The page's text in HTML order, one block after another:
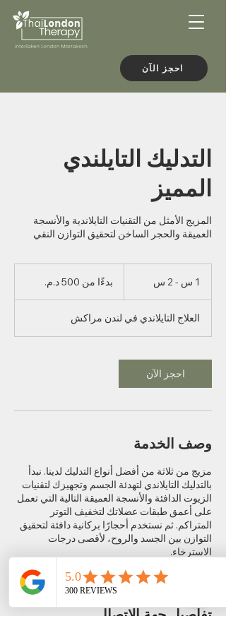
احجز الآن
التدليك التايلندي
المميز
المزيج الأمثل من التقنيات التايلاندية والأنسجة
العميقة والحجر الساخن لتحقيق التوازن النقي
1 س - 2 س
س
500
مغربي
بدءًا من ‏500 د.م.‏
العلاج التايلاندي في لندن مراكش
احجز الآن
وصف الخدمة
مزيج من ثلاثة من أفضل أنواع التدليك لدينا. نبدأ
بالتدليك التايلاندي لتهدئة الجسم وتجهيزك لتقنيات
الزيوت الدافئة والأنسجة العميقة التالية التي تعمل
على أعمق طبقات عضلاتك لتخفيف التوتر
المتراكم. ثم نستخدم أحجارًا بركانية دافئة لتحقيق
التوازن بين الجسد والروح، لأقصى درجات
الاسترخاء.
تفاصيل جهة الاتصال